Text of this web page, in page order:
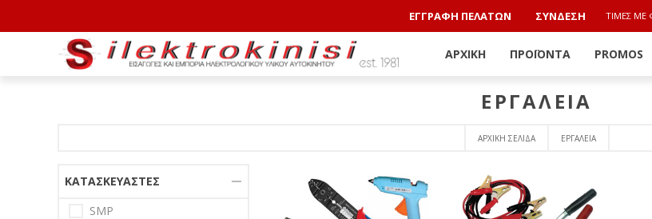
ΕΓΓΡΑΦΗ ΠΕΛΑΤΩΝ ΣΎΝΔΕΣΗ ΤΙΜΈΣ ΜΕ
ΑΡΧΙΚΉ ΠΡΟΪΌΝΤΑ PROMOS
ΑΡΧΙΚΉ ΣΕΛΊΔΑ ΕΡΓΑΛΕΙΑ
ΕΡΓΑΛΕΙΑ
ΚΑΤΑΣΚΕΥΑΣΤΈΣ
SMP